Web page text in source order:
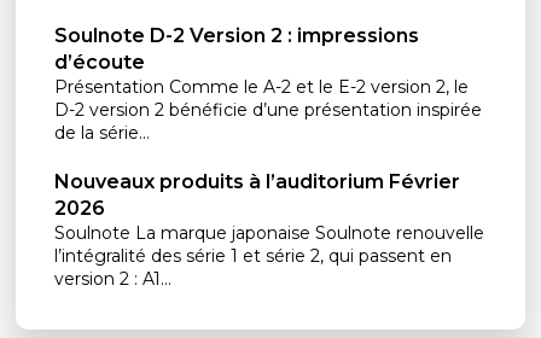
Soulnote D-2 Version 2 : impressions
d’écoute
Présentation Comme le A-2 et le E-2 version 2, le
D-2 version 2 bénéficie d’une présentation inspirée
de la série...
Nouveaux produits à l’auditorium Février
2026
Soulnote La marque japonaise Soulnote renouvelle
l’intégralité des série 1 et série 2, qui passent en
version 2 : A1...